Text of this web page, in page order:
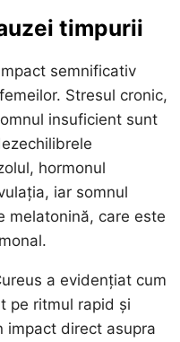
timpurii
semnificativ
Stresul cronic,
insuficient sunt
hormonul
iar somnul
melatonină, care este
a evidențiat cum
pe ritmul rapid și
impact direct asupra